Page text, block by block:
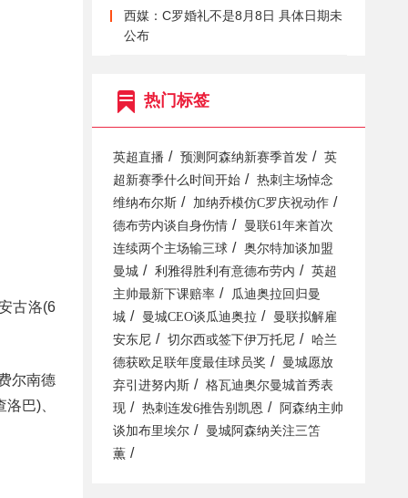
古洛(6
尔南德
巴)、
西媒：C罗婚礼不是8月8日 具体日期未
公布
热门标签
英超直播 / 预测阿森纳新赛季首发 /
英
超新赛季什么时间开始 /
热刺主场悼念
维纳布尔斯 / 加纳乔模仿C罗庆祝动作 /
德布劳内谈自身伤情 /
曼联61年来首次
连续两个主场输三球 /
奥尔特加谈加盟
曼城 / 利雅得胜利有意德布劳内 /
英超
主帅最新下课赔率 /
瓜迪奥拉回归曼
城 / 曼城CEO谈瓜迪奥拉 /
曼联拟解雇
安东尼 / 切尔西或签下伊万托尼 /
哈兰
德获欧足联年度最佳球员奖 /
曼城愿放
弃引进努内斯 /
格瓦迪奥尔曼城首秀表
现 / 热刺连发6推告别凯恩 /
阿森纳主帅
谈加布里埃尔 /
曼城阿森纳关注三笘
薫 /